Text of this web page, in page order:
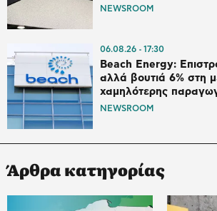
NEWSROOM
06.08.26 17:30
Beach Energy:
αλλά βουτιά 6% στη
χαμηλότερης
NEWSROOM
Άρθρα κατηγορίας